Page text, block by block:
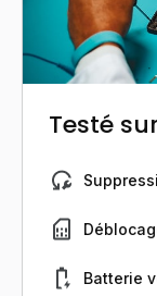
Testé
Batterie